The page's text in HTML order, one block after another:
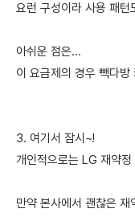
요런 구성이라 사용 패턴
아쉬운 점은...
이 요금제의 경우 빽다
3. 여기서 잠시~!
개인적으로는 LG 재약
만약 본사에서 괜찮은 재